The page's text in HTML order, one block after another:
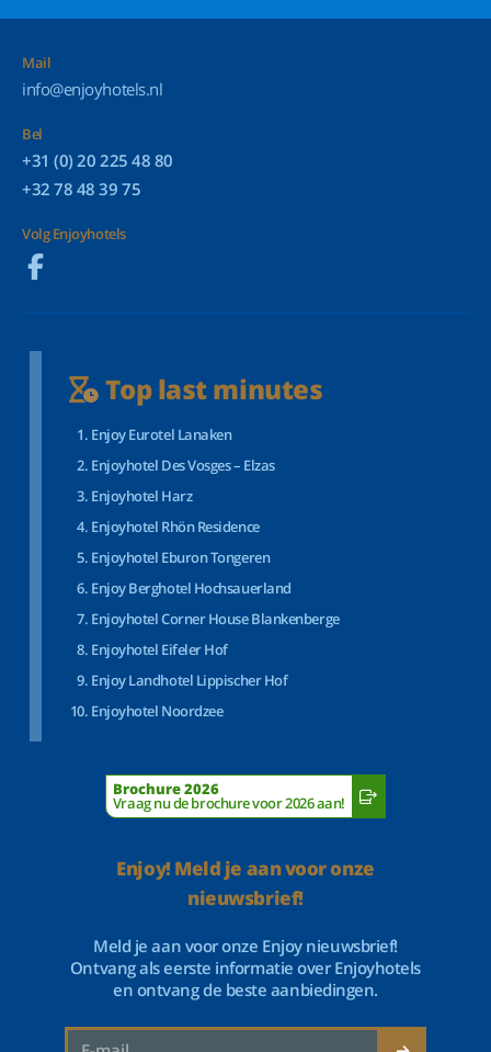
Mail
info@enjoyhotels.nl
Bel
+31 (0) 20 225 48 80
+32 78 48 39 75
Volg Enjoyhotels
Top last minutes
Enjoy Eurotel Lanaken
Enjoyhotel Des Vosges – Elzas
Enjoyhotel Harz
Enjoyhotel Rhön Residence
Enjoyhotel Eburon Tongeren
Enjoy Berghotel Hochsauerland
Enjoyhotel Corner House Blankenberge
Enjoyhotel Eifeler Hof
Enjoy Landhotel Lippischer Hof
Enjoyhotel Noordzee
Brochure 2026
Vraag nu de brochure voor 2026 aan!
Enjoy! Meld je aan voor onze
nieuwsbrief!
Meld je aan voor onze Enjoy nieuwsbrief!
Ontvang als eerste informatie over Enjoyhotels
en ontvang de beste aanbiedingen.